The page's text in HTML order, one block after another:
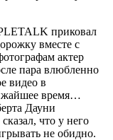
приковал
вместе с
актер
пара влюбленно
видео в
время…
Дауни
что у него
не обидно.